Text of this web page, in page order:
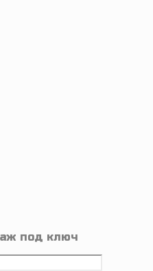
под ключ